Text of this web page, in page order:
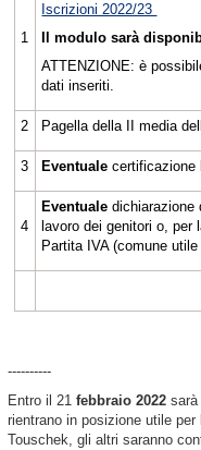
1
Iscrizioni 2022/23
Il modulo sarà
ATTENZIONE: è
dati inseriti.
2 Pagella della II media
3 Eventuale certificazione
4
Eventuale dichiarazione
lavoro dei genitori o, per
Partita IVA (comune
----------
Entro il 21 febbraio 2022
rientrano in posizione utile
Touschek, gli altri saranno